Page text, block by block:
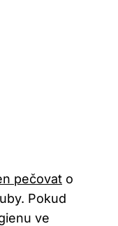
pečovat o
Pokud
ve